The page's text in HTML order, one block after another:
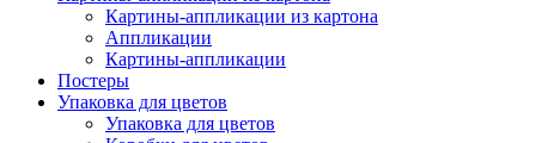
Картины-аппликации из картона
Аппликации
Картины-аппликации
Постеры
Упаковка для цветов
Упаковка для цветов